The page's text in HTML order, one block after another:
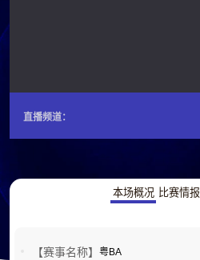
直播频道：
本场概况 比赛情报
【赛事名称】 粤BA